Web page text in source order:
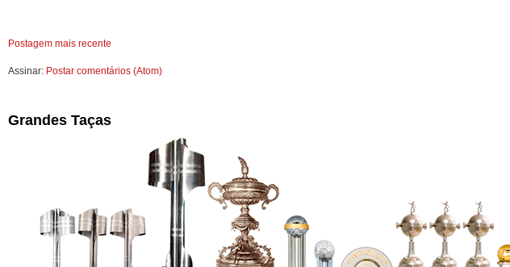
Postagem mais recente
Assinar: Postar comentários (Atom)
Grandes Taças